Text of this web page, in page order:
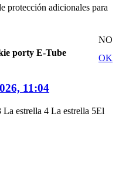
protección adicionales para
NO
porty E-Tube
OK
11:04
La estrella 4 La estrella 5El